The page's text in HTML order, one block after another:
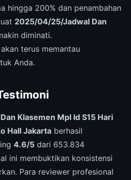
hingga 200% dan penambahan
2025/04/25/Jadwal Dan
diminati.
terus memantau
Anda.
Klasemen Mpl Id S15 Hari
Hall Jakarta berhasil
4.6/5 dari 653.834
ini membuktikan konsistensi
Para reviewer profesional